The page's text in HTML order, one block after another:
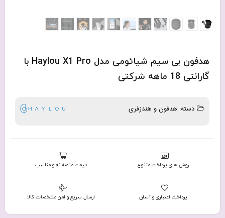
هدفون بی سیم شیائومی مدل Haylou X1 Pro با
گارانتی 18 ماهه شرکتی
دسته: هدفون و هندزفری
روش های پرداخت متنوع قیمت منصفانه و مناسب
پرداخت اعتباری و آسان ارسال سریع و امن مشخصات کالا